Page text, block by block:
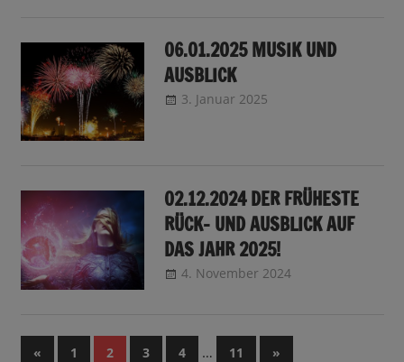
06.01.2025 MUSIK UND
AUSBLICK
3. Januar 2025
02.12.2024 DER FRÜHESTE
RÜCK- UND AUSBLICK AUF
DAS JAHR 2025!
4. November 2024
Seitennummerierung
«Vorherige
1 2 3 4 … 11 Nächste
»